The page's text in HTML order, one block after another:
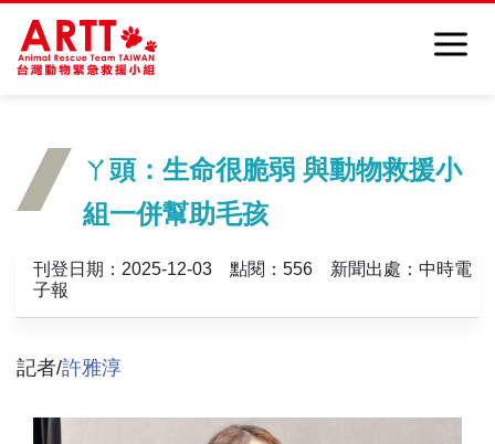
ㄚ頭：生命很脆弱 與動物救援小
組一併幫助毛孩
刊登日期：2025-12-03 點閱：556 新聞出處：中時電
子報
記者/許雅淳